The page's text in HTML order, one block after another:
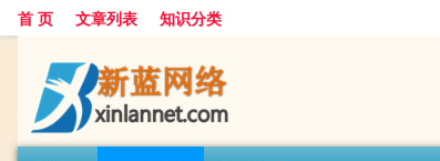
首 页 文章列表 知识分类